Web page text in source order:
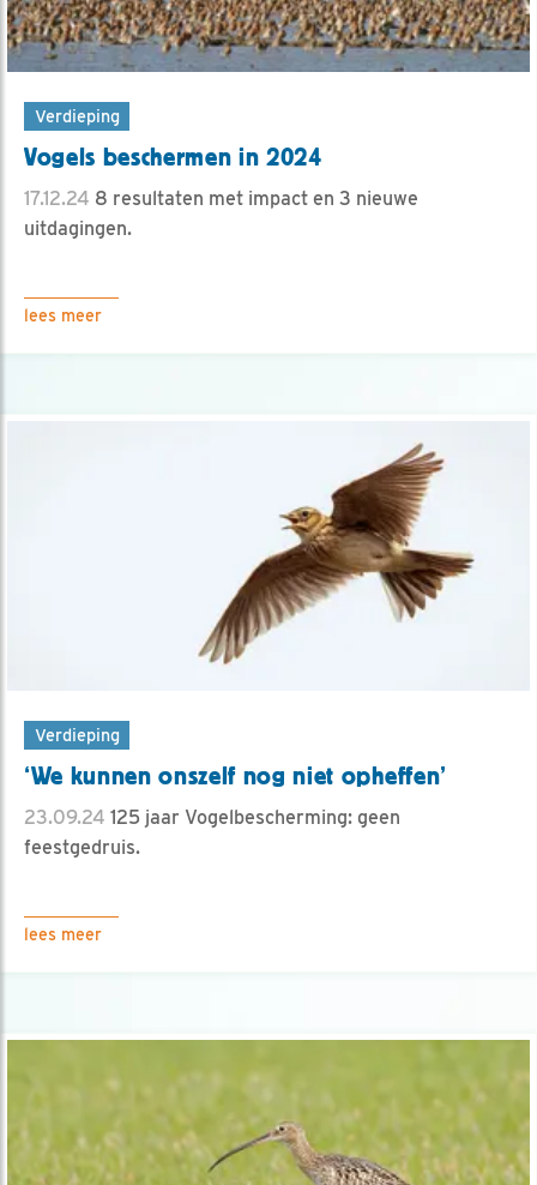
Verdieping
Vogels beschermen in 2024
17.12.24 8 resultaten met impact en 3 nieuwe
uitdagingen.
lees meer
Verdieping
‘We kunnen onszelf nog niet opheffen’
23.09.24 125 jaar Vogelbescherming: geen
feestgedruis.
lees meer